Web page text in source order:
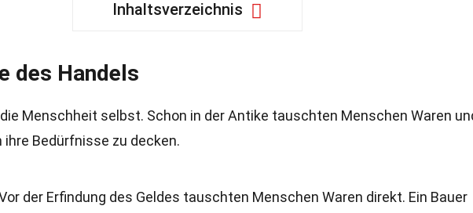
Inhaltsverzeichnis
des Handels
Menschheit selbst. Schon in der Antike tauschten Menschen Waren
Bedürfnisse zu decken.
der Erfindung des Geldes tauschten Menschen Waren direkt. Ein Bauer